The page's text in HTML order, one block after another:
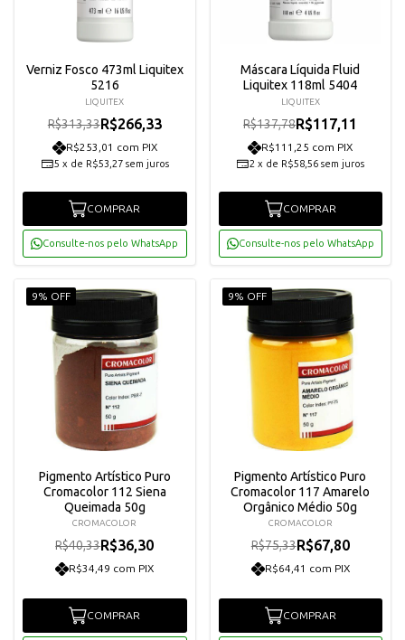
Verniz Fosco 473ml Liquitex
5216
LIQUITEX
R$313,33R$266,33
R$253,01 com PIX
5 x de R$53,27 sem juros
COMPRAR
Consulte-nos pelo WhatsApp
Máscara Líquida Fluid
Liquitex 118ml 5404
LIQUITEX
R$137,78R$117,11
R$111,25 com PIX
2 x de R$58,56 sem juros
COMPRAR
Consulte-nos pelo WhatsApp
9% OFF
Pigmento Artístico Puro
Cromacolor 112 Siena
Queimada 50g
CROMACOLOR
R$40,33R$36,30
R$34,49 com PIX
COMPRAR
9% OFF
Pigmento Artístico Puro
Cromacolor 117 Amarelo
Orgânico Médio 50g
CROMACOLOR
R$75,33R$67,80
R$64,41 com PIX
COMPRAR